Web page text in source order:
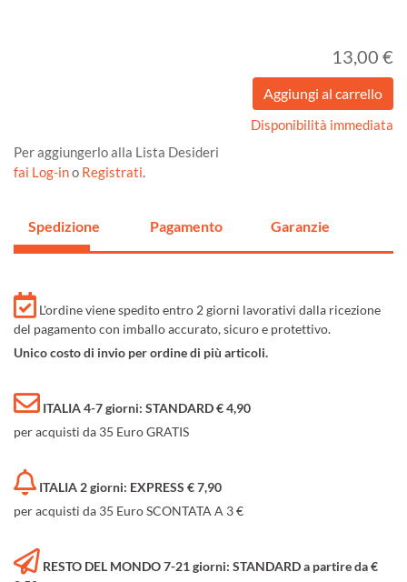
13,00 €
Disponibilità immediata
Per aggiungerlo alla Lista Desideri
fai Log-ino Registrati.
Spedizione Pagamento Garanzie
L'ordine viene spedito entro 2 giorni lavorativi dalla ricezione
del pagamento con imballo accurato, sicuro e protettivo.
Unico costo di invio per ordine di più articoli.
ITALIA 4-7 giorni: STANDARD € 4,90
per acquisti da 35 Euro GRATIS
ITALIA 2 giorni: EXPRESS € 7,90
per acquisti da 35 Euro SCONTATA A 3 €
RESTO DEL MONDO 7-21 giorni: STANDARD a partire da €